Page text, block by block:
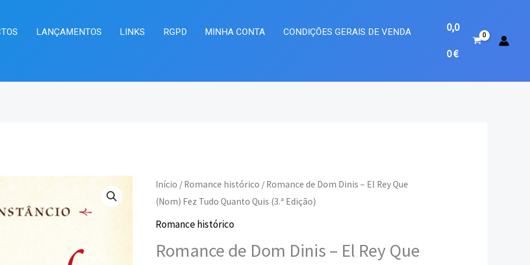
LANÇAMENTOS LINKS RGPD MINHA CONTA
CONDIÇÕES GERAIS DE VENDA
0,0
0€
Início / Romance histórico / Romance de Dom Dinis – El Rey Que
(Nom) Fez Tudo Quanto Quis (3.ª Edição)
Romance histórico
Romance de Dom Dinis – El Rey Que
O
preço
original
O
atual
Quantidade
de
Romance
Dom